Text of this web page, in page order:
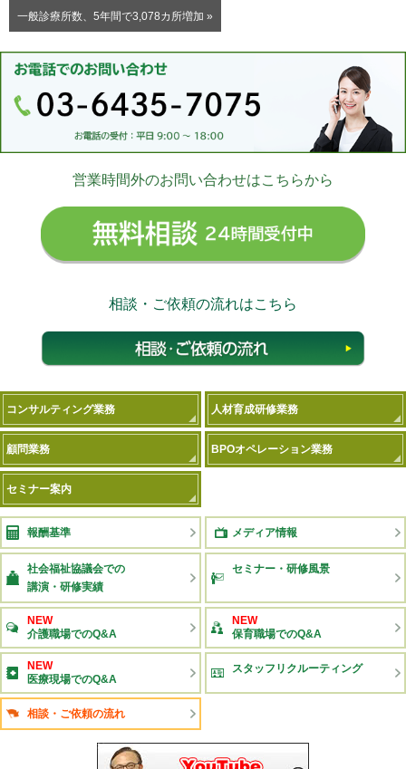
一般診療所数、5年間で3,078カ所増加 »
営業時間外のお問い合わせはこちらから
相談・ご依頼の流れはこちら
コンサルティング業務 人材育成研修業務
顧問業務 BPOオペレーション業務
セミナー案内
報酬基準 メディア情報
社会福祉協議会での
講演・研修実績
セミナー・研修風景
NEW
介護職場でのQ&A
NEW
保育職場でのQ&A
NEW
医療現場でのQ&A
スタッフリクルーティング
相談・ご依頼の流れ